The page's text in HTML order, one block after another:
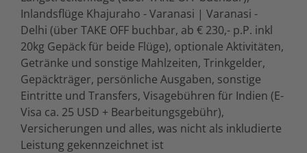
Inlandsflüge Khajuraho - Varanasi | Varanasi -
Delhi (über TAKE OFF buchbar, ab € 230,- p.P. inkl
20kg Gepäck für beide Flüge), optionale Aktivitäten,
Getränke und sonstige Mahlzeiten, Trinkgelder,
Gepäckträger, persönliche Ausgaben, sonstige
Eintritte und Transfers, Visagebühren für Indien (E-
Visa ca. 25 USD + Bearbeitungsgebühr),
Versicherungen und alles, was nicht als inkludierte
Leistung gekennzeichnet ist